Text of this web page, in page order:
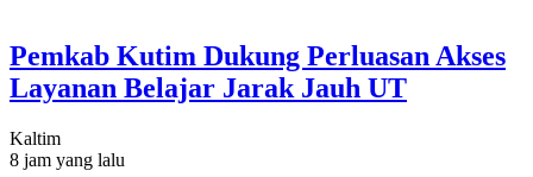
Pemkab Kutim Dukung Perluasan Akses
Layanan Belajar Jarak Jauh UT
Kaltim
8 jam yang lalu